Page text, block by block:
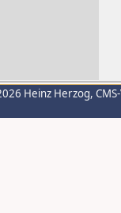
Heinz Herzog,